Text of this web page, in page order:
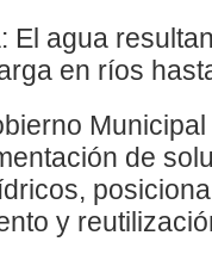
El agua
en ríos
de
y